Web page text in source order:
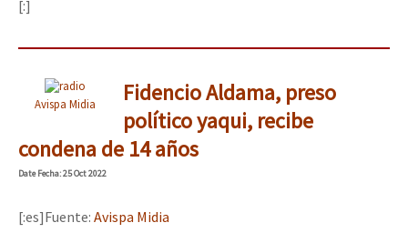
[:]
Avispa Midia
Fidencio Aldama, preso
político yaqui, recibe
condena de 14 años
DateFecha: 25 Oct 2022
[:es]Fuente: Avispa Midia